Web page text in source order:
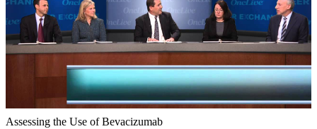
Assessing the Use of Bevacizumab